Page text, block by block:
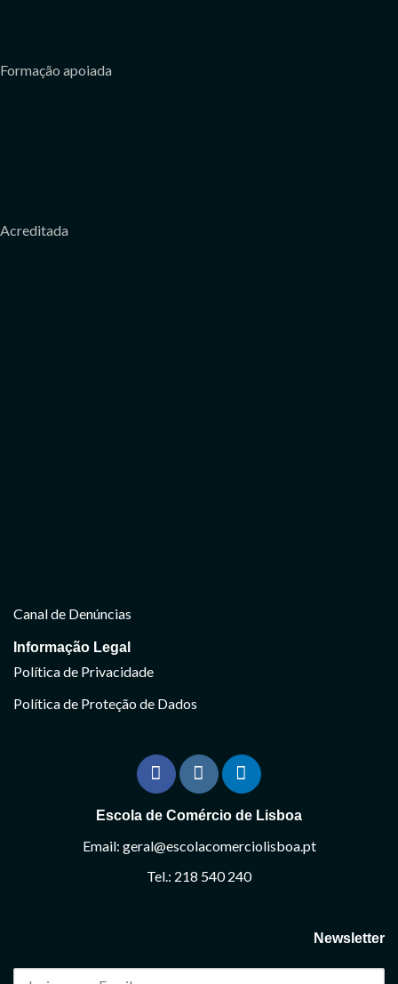
Formação apoiada
Acreditada
Canal de Denúncias
Informação Legal
Política de Privacidade
Política de Proteção de Dados
Escola de Comércio de Lisboa
Email: geral@escolacomerciolisboa.pt
Tel.: 218 540 240
Newsletter